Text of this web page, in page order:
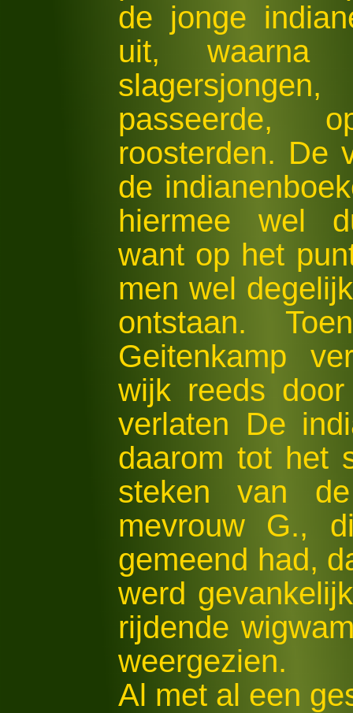
de jonge
uit, waarna
passeerde,
roosterden. De
de
hiermee wel
want op het
men wel
ontstaan.
Geitenkamp
wijk reeds
verlaten De
daarom tot het
steken van
mevrouw G.,
gemeend had,
werd
rijdende
weergezien.
Al met al een